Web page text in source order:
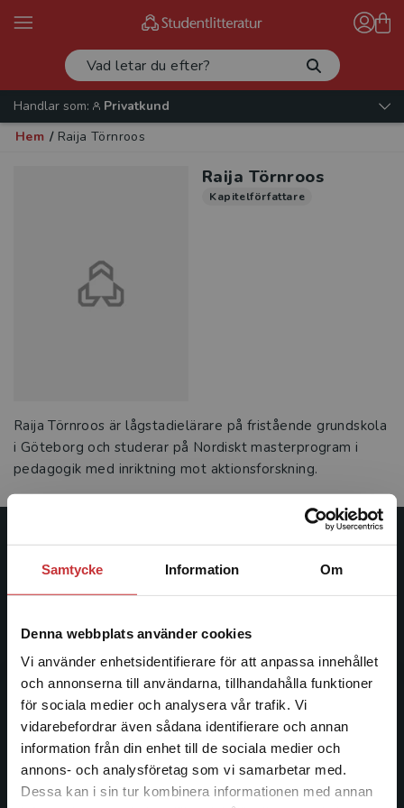
Samtycke Information Om
Denna webbplats använder cookies
Vi använder enhetsidentifierare för att anpassa innehållet
och annonserna till användarna, tillhandahålla funktioner
för sociala medier och analysera vår trafik. Vi
vidarebefordrar även sådana identifierare och annan
information från din enhet till de sociala medier och
annons- och analysföretag som vi samarbetar med.
Dessa kan i sin tur kombinera informationen med annan
Begränsad fraktregion
Handlar som:
Privatkund
Hem / Raija Törnroos
Raija Törnroos
Kapitelförfattare
Raija Törnroos är lågstadielärare på fristående grundskola
i Göteborg och studerar på Nordiskt masterprogram i
pedagogik med inriktning mot aktionsforskning.
Studentlitteratur
Studentlitteratur grundades 1963 och är idag Sveriges
facklitteratur, utbildningar och digitala
informationstjänster i utbudet, finns Studentlitteratur med
längs hela kunskapsresan.
Kontakta oss
Kontakta oss